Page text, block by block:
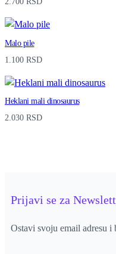
Malo pile
1.100 RSD
Heklani mali dinosaurus
2.030 RSD
Prijavi se za
Ostavi svoju email adresu i